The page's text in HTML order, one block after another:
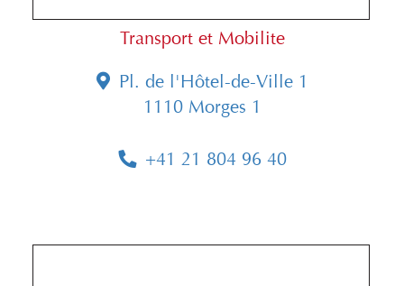
Transport et Mobilite
Pl. de l'Hôtel-de-Ville 1
1110 Morges 1
+41 21 804 96 40